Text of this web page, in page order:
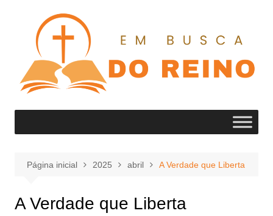
conteúdo
Página inicial 2025 abril A Verdade que Liberta
A Verdade que Liberta